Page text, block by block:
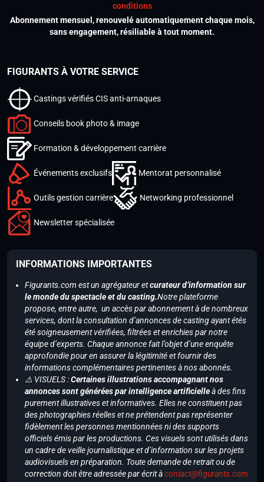
conditions
Abonnement mensuel, renouvelé automatiquement chaque mois,
sans engagement, résiliable à tout moment.
FIGURANTS À VOTRE SERVICE
Castings vérifiés CIS anti-arnaques
Conseils book photo & image
Formation & développement carrière
Événements exclusifs Mentorat personnalisé
Outils gestion carrière Networking professionnel
Newsletter spécialisée
INFORMATIONS IMPORTANTES
Figurants.com est un agrégateur etcurateur d’information sur
le monde du spectacle et du casting.Notre plateforme
propose, entre autre, un accès par abonnement à de nombreux
services, dont la consultation d’annonces de casting ayant étés
été soigneusement vérifiées, filtrées et enrichies par notre
équipe d’experts. Chaque annonce fait l’objet d’une enquête
approfondie pour en assurer la légitimité et fournir des
informations complémentaires pertinentes à nos abonnés.
⚠️ VISUELS :Certaines illustrations accompagnant nos
annonces sont générées par intelligence artificielleà des fins
purement illustratives et informatives. Elles ne constituent pas
des photographies réelles et ne prétendent pas représenter
fidèlement les personnes mentionnées ni des supports
officiels émis par les productions. Ces visuels sont utilisés dans
un cadre de veille journalistique et d’information sur les projets
audiovisuels en préparation. Toute demande de retrait ou de
correction doit être adressée par écrit àcontact@figurants.com